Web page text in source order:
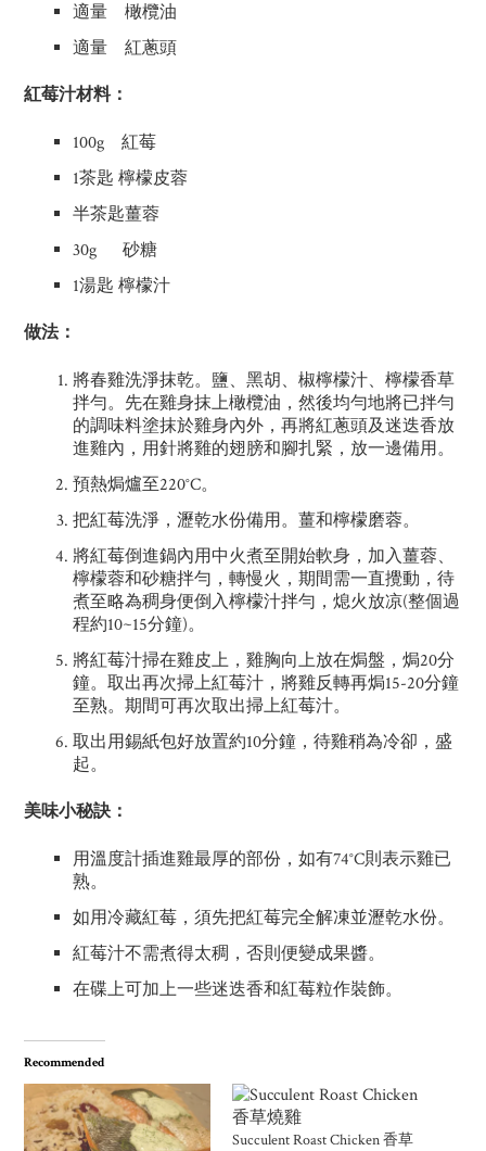
適量 橄欖油
適量 紅蔥頭
紅莓汁材料：
100g 紅莓
1茶匙 檸檬皮蓉
半茶匙薑蓉
30g 砂糖
1湯匙 檸檬汁
做法：
將春雞洗淨抹乾。鹽、黑胡、椒檸檬汁、檸檬香草
拌勻。先在雞身抹上橄欖油，然後均勻地將已拌勻
的調味料塗抹於雞身內外，再將紅蔥頭及迷迭香放
進雞內，用針將雞的翅膀和腳扎緊，放一邊備用。
預熱焗爐至220°C。
把紅莓洗淨，瀝乾水份備用。薑和檸檬磨蓉。
將紅莓倒進鍋內用中火煮至開始軟身，加入薑蓉、
檸檬蓉和砂糖拌勻，轉慢火，期間需一直攪動，待
煮至略為稠身便倒入檸檬汁拌勻，熄火放凉(整個過
程約10~15分鐘)。
將紅莓汁掃在雞皮上，雞胸向上放在焗盤，焗20分
鐘。取出再次掃上紅莓汁，將雞反轉再焗15-20分鐘
至熟。期間可再次取出掃上紅莓汁。
取出用錫紙包好放置約10分鐘，待雞稍為冷卻，盛
起。
美味小秘訣：
用溫度計插進雞最厚的部份，如有74°C則表示雞已
熟。
如用冷藏紅莓，須先把紅莓完全解凍並瀝乾水份。
紅莓汁不需煮得太稠，否則便變成果醬。
在碟上可加上一些迷迭香和紅莓粒作裝飾。
Recommended
Succulent Roast Chicken 香草